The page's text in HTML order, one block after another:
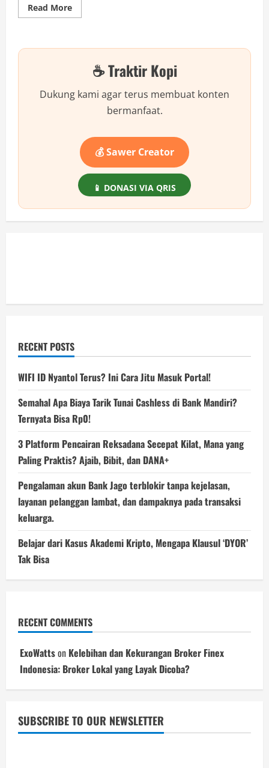
Read MoreRead
more
Juta
Jakarta?
Jangan
Dulu,
Bro!
☕ Traktir Kopi
Dukung kami agar terus membuat konten
bermanfaat.
💰 Sawer Creator
📱 DONASI VIA QRIS
RECENT POSTS
WIFI ID Nyantol Terus? Ini Cara Jitu Masuk Portal!
Semahal Apa Biaya Tarik Tunai Cashless di Bank Mandiri?
Ternyata Bisa Rp0!
3 Platform Pencairan Reksadana Secepat Kilat, Mana yang
Paling Praktis? Ajaib, Bibit, dan DANA+
Pengalaman akun Bank Jago terblokir tanpa kejelasan,
layanan pelanggan lambat, dan dampaknya pada transaksi
keluarga.
Belajar dari Kasus Akademi Kripto, Mengapa Klausul ‘DYOR’
Tak Bisa
RECENT COMMENTS
ExoWattson Kelebihan dan Kekurangan Broker Finex
Indonesia: Broker Lokal yang Layak Dicoba?
SUBSCRIBE TO OUR NEWSLETTER